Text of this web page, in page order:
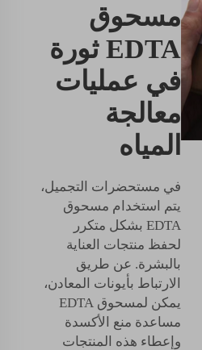
مسحوق
EDTA ثورة
في عمليات
معالجة
المياه
في مستحضرات التجميل،
يتم استخدام مسحوق
EDTA بشكل متكرر
لحفظ منتجات العناية
بالبشرة. عن طريق
الارتباط بأيونات المعادن،
يمكن لمسحوق EDTA
مساعدة منع الأكسدة
وإعطاء هذه المنتجات